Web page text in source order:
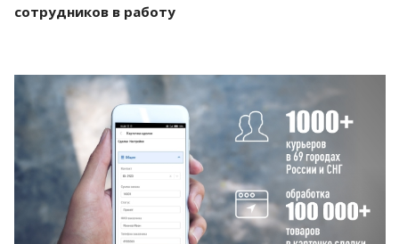
сотрудников в работу
Смотреть проект